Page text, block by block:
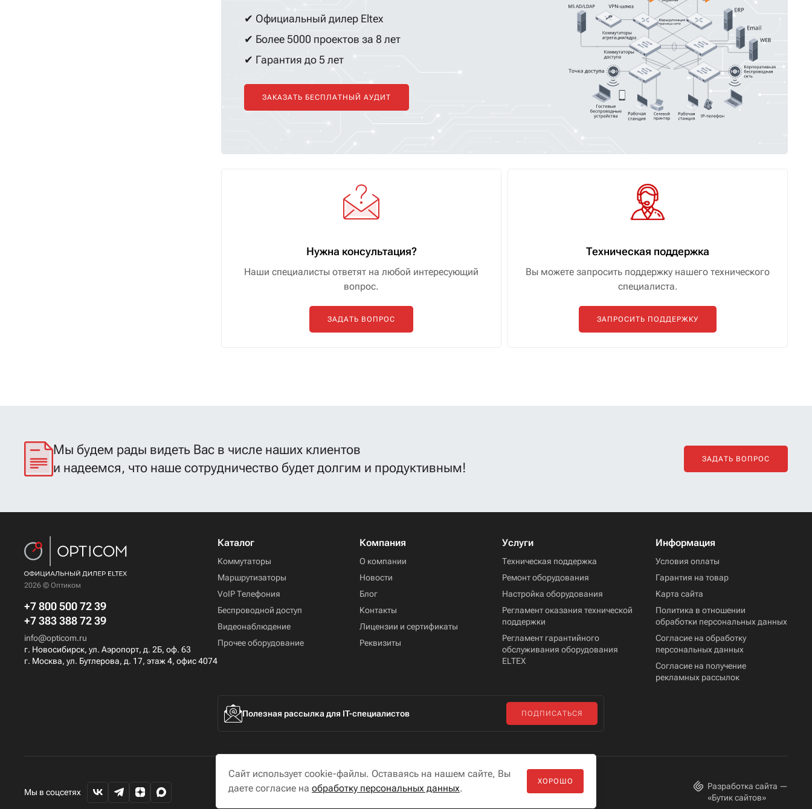
✔ Официальный дилер Eltex
✔ Более 5000 проектов за 8 лет
✔ Гарантия до 5 лет
ЗАКАЗАТЬ БЕСПЛАТНЫЙ АУДИТ
Нужна консультация?
Наши специалисты ответят на любой интересующий
вопрос.
ЗАДАТЬ ВОПРОС
Техническая поддержка
Вы можете запросить поддержку нашего технического
специалиста.
ЗАПРОСИТЬ ПОДДЕРЖКУ
Мы будем рады видеть Вас в числе наших клиентов
и надеемся, что наше сотрудничество будет долгим и продуктивным!
ЗАДАТЬ ВОПРОС
2026 © Оптиком
+7 800 500 72 39
+7 383 388 72 39
info@opticom.ru
г. Новосибирск, ул. Аэропорт, д. 2Б, оф. 63
г. Москва, ул. Бутлерова, д. 17, этаж 4, офис 4074
Каталог
Коммутаторы
Маршрутизаторы
VoIP Телефония
Беспроводной доступ
Видеонаблюдение
Прочее оборудование
Компания
О компании
Новости
Блог
Контакты
Лицензии и сертификаты
Реквизиты
Услуги
Техническая поддержка
Ремонт оборудования
Настройка оборудования
Регламент оказания технической
поддержки
Регламент гарантийного
обслуживания оборудования
ELTEX
Информация
Условия оплаты
Гарантия на товар
Карта сайта
Политика в отношении
обработки персональных данных
Согласие на обработку
персональных данных
Согласие на получение
рекламных рассылок
Полезная рассылка для IT-специалистов ПОДПИСАТЬСЯ
Мы в соцсетях
Разработка сайта —
«Бутик сайтов»
Сайт использует cookie-файлы. Оставаясь на нашем сайте, Вы
даете согласие на обработку персональных данных.
ХОРОШО